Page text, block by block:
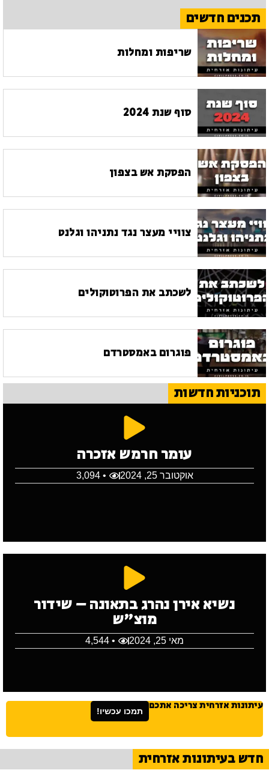
תכנים חדשים
שריפות ומחלות
סוף שנת 2024
הפסקת אש בצפון
צוויי מעצר נגד נתניהו וגלנט
לשכתב את הפרוטוקולים
פוגרום באמסטרדם
תוכניות חדשות
עומר חרמש אזכרה
אוקטובר 25, 2024 • 3,094
נשיא אירן נהרג בתאונה – שידור
מוצ"ש
מאי 25, 2024 • 4,544
עיתונות אזרחית צריכה אתכם תמכו עכשיו!
חדש בעיתונות אזרחית